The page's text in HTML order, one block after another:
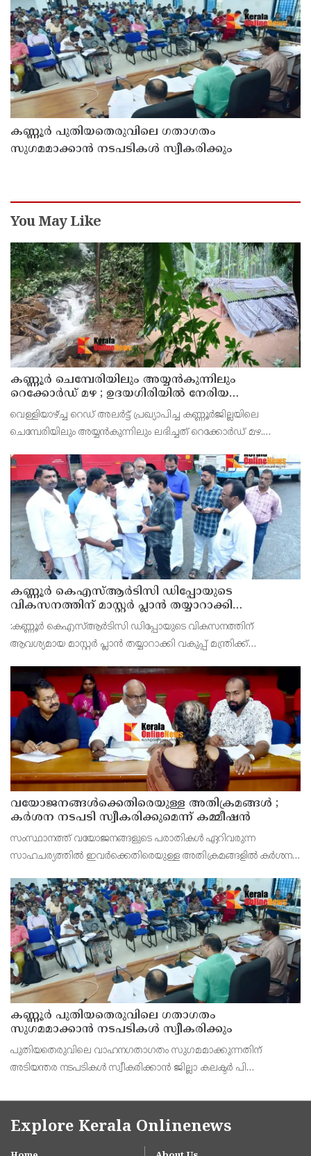
കണ്ണൂർ പുതിയതെരുവിലെ ഗതാഗതം
സുഗമമാക്കാന്‍ നടപടികള്‍ സ്വീകരിക്കും
You May Like
കണ്ണൂർ ചെമ്പേരിയിലും അയ്യൻകുന്നിലും
റെക്കോർഡ് മഴ ; ഉദയഗിരിയിൽ നേരിയ
ഉരുൾപൊട്ടൽ; 13 പേരെ ക്യാമ്പിലേക്ക് മാറ്റി
വെള്ളിയാഴ്ച്ച റെഡ് അലർട്ട് പ്രഖ്യാപിച്ച കണ്ണൂർജില്ലയിലെ
ചെമ്പേരിയിലും അയ്യൻകുന്നിലും ലഭിച്ചത് റെക്കോർഡ് മഴ.
മില്ലിമീറ്റർ മഴ ആ സമയം സംസ്ഥാനത്ത
കണ്ണൂർ കെഎസ്ആർടിസി ഡിപ്പോയുടെ
വികസനത്തിന് മാസ്റ്റർ പ്ലാൻ തയ്യാറാക്കി
സമർപ്പിക്കും : ടി ഒ മോഹനൻ എം എൽ എ
:കണ്ണൂർ കെഎസ്ആർടിസി ഡിപ്പോയുടെ വികസനത്തിന്
ആവശ്യമായ മാസ്റ്റർ പ്ലാൻ തയ്യാറാക്കി വകുപ്പ് മന്ത്രിക്ക്
ഡിപ്പോയ്ക്ക് നാല് ഏക്കറിൽ അധികം വരുന്ന സ്ഥലമുണ്ട്
വയോജനങ്ങൾക്കെതിരെയുള്ള അതിക്രമങ്ങൾ ;
കർശന നടപടി സ്വീകരിക്കുമെന്ന് കമ്മീഷൻ
സംസ്ഥാനത്ത് വയോജനങ്ങളുടെ പരാതികൾ ഏറിവരുന്ന
സാഹചര്യത്തിൽ ഇവർക്കെതിരെയുള്ള അതിക്രമങ്ങളിൽ കർശന
കെ. സോമപ്രസാദ്.
കണ്ണൂർ പുതിയതെരുവിലെ ഗതാഗതം
സുഗമമാക്കാന്‍ നടപടികള്‍ സ്വീകരിക്കും
പുതിയതെരുവിലെ വാഹനഗതാഗതം സുഗമമാക്കുന്നതിന്
അടിയന്തര നടപടികള്‍ സ്വീകരിക്കാന്‍ ജില്ലാ കലക്ടര്‍ പി
Explore Kerala Onlinenews